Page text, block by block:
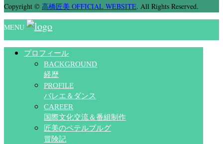
Copyright © 高橋匠美 OFFICIAL WEBSITE. All Rights Reserved.
MENU
プロフィール
BACKGROUND
経歴
PROFILE
バレエ＆ダンス
CAREER
国際文化交流＆番組制作
匠美のペテルブルグ
冒険記